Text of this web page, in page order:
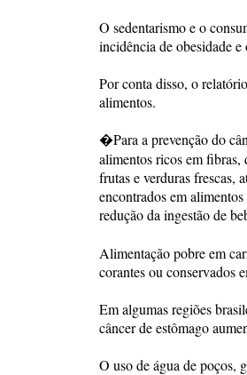
O sedentarismo e o
incidência de obesidade e
Por conta disso, o
alimentos.
�Para a prevenção do
alimentos ricos em
frutas e verduras frescas,
encontrados em
redução da ingestão de
Alimentação pobre em
corantes ou conservados
Em algumas regiões
câncer de estômago
O uso de água de poços,